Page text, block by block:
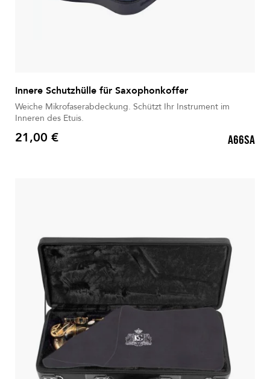
Innere Schutzhülle für Saxophonkoffer
Weiche Mikrofaserabdeckung. Schützt Ihr Instrument im
Inneren des Etuis.
Preis
21,00 € A66SA